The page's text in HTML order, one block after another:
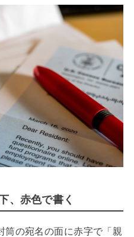
、赤色で書く
筒の宛名の面に赤字で「親